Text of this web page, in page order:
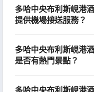
多哈中央布利斯峴港
提供機場接送服務？
多哈中央布利斯峴港
是否有熱門景點？